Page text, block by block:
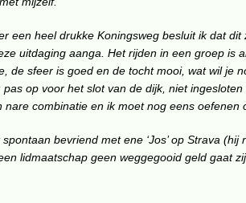
een heel drukke Koningsweg besluit ik dat
uitdaging aanga. Het rijden in een groep is
de sfeer is goed en de tocht mooi, wat wil je
op voor het slot van de dijk, niet
nare combinatie en ik moet nog eens oefenen
spontaan bevriend met ene ‘Jos’ op Strava
lidmaatschap geen weggegooid geld gaat